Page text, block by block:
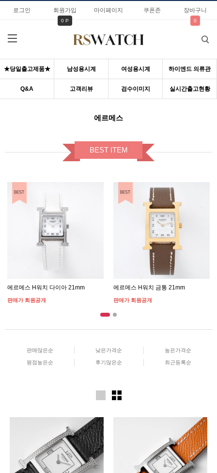
로그인 회원가입
0 P
마이페이지 쿠폰존 장바구니
0
★당일출고제품★ 남성용시계 여성용시계 하이엔드 의류관
Q&A 고객리뷰 검수이미지 실시간출고현황
에르메스
BEST ITEM
에르메스 H워치 다이아 21mm
판매가 회원공개
에르메스 H워치 금통 21mm
판매가 회원공개
판매많은순 낮은가격순 높은가격순
평점높은순 후기많은순 최근등록순